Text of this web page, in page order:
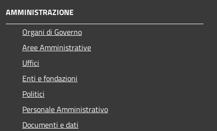
AMMINISTRAZIONE
Organi di Governo
Aree Amministrative
Uffici
Enti e fondazioni
Politici
Personale Amministrativo
Documenti e dati